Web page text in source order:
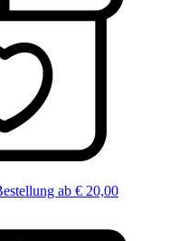
ab € 20,00